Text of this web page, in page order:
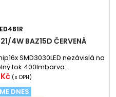
4W BAZ15D ČERVENÁ
SMD3030LED nezávislá na
tok 400lmbarva:...
(s DPH)
DNES